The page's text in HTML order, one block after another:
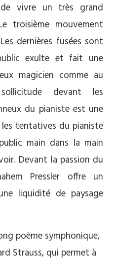
vivre un très grand
troisième mouvement
dernières fusées sont
exulte et fait une
magicien comme au
devant les
du pianiste est une
tentatives du pianiste
main dans la main
Devant la passion du
Pressler offre un
liquidité de paysage
poème symphonique,
Strauss, qui permet à